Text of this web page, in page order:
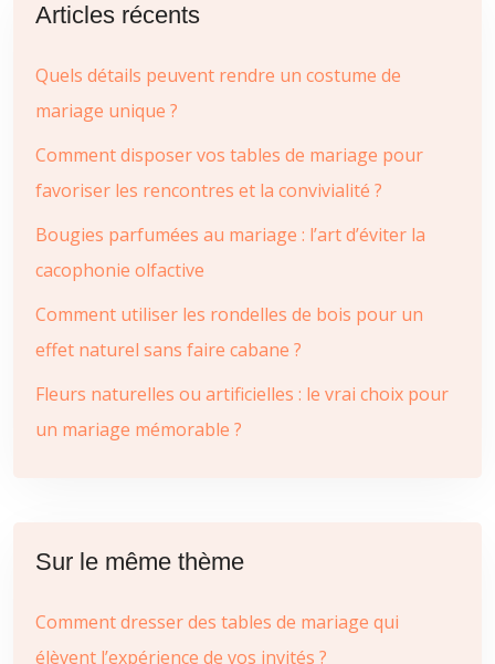
Articles récents
Quels détails peuvent rendre un costume de
mariage unique ?
Comment disposer vos tables de mariage pour
favoriser les rencontres et la convivialité ?
Bougies parfumées au mariage : l’art d’éviter la
cacophonie olfactive
Comment utiliser les rondelles de bois pour un
effet naturel sans faire cabane ?
Fleurs naturelles ou artificielles : le vrai choix pour
un mariage mémorable ?
Sur le même thème
Comment dresser des tables de mariage qui
élèvent l’expérience de vos invités ?